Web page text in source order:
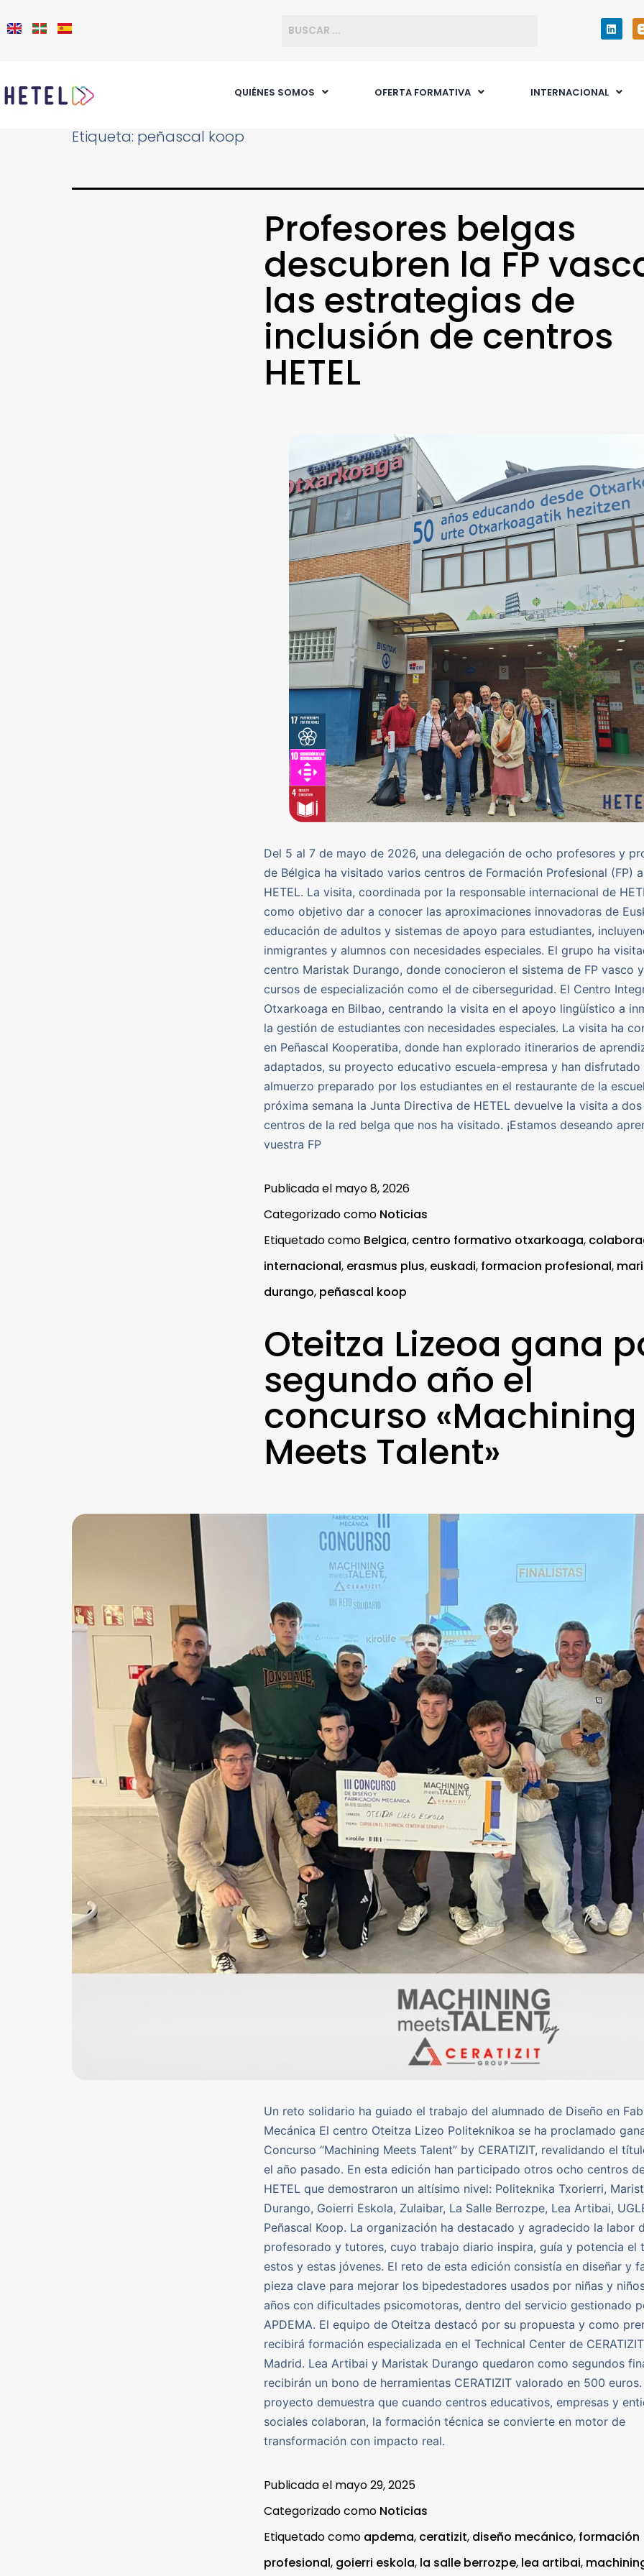
QUIÉNES SOMOS OFERTA FORMATIVA INTERNACIONAL
Etiqueta: peñascal koop
Profesores belgas
descubren la FP
las estrategias de
inclusión de centros
HETEL
Del 5 al 7 de mayo de 2026, una delegación de ocho profesores y
de Bélgica ha visitado varios centros de Formación Profesional (FP)
HETEL. La visita, coordinada por la responsable internacional de
como objetivo dar a conocer las aproximaciones innovadoras de
educación de adultos y sistemas de apoyo para estudiantes,
inmigrantes y alumnos con necesidades especiales. El grupo ha
centro Maristak Durango, donde conocieron el sistema de FP vasco
cursos de especialización como el de ciberseguridad. El Centro
Otxarkoaga en Bilbao, centrando la visita en el apoyo lingüístico a
la gestión de estudiantes con necesidades especiales. La visita ha
en Peñascal Kooperatiba, donde han explorado itinerarios de
adaptados, su proyecto educativo escuela-empresa y han disfrutado
almuerzo preparado por los estudiantes en el restaurante de la
próxima semana la Junta Directiva de HETEL devuelve la visita a
centros de la red belga que nos ha visitado. ¡Estamos deseando
vuestra FP
Publicada el mayo 8, 2026
Categorizado como Noticias
Etiquetado como Belgica, centro formativo otxarkoaga,
internacional, erasmus plus, euskadi, formacion profesional,
durango, peñascal koop
Oteitza Lizeoa gana
segundo año el
concurso «Machining
Meets Talent»
Un reto solidario ha guiado el trabajo del alumnado de Diseño en
Mecánica El centro Oteitza Lizeo Politeknikoa se ha proclamado
Concurso “Machining Meets Talent” by CERATIZIT, revalidando el
el año pasado. En esta edición han participado otros ocho centros
HETEL que demostraron un altísimo nivel: Politeknika Txorierri,
Durango, Goierri Eskola, Zulaibar, La Salle Berrozpe, Lea Artibai,
Peñascal Koop. La organización ha destacado y agradecido la labor
profesorado y tutores, cuyo trabajo diario inspira, guía y potencia el
estos y estas jóvenes. El reto de esta edición consistía en diseñar y
pieza clave para mejorar los bipedestadores usados por niñas y
años con dificultades psicomotoras, dentro del servicio gestionado
APDEMA. El equipo de Oteitza destacó por su propuesta y como
recibirá formación especializada en el Technical Center de
Madrid. Lea Artibai y Maristak Durango quedaron como segundos
recibirán un bono de herramientas CERATIZIT valorado en 500 euros.
proyecto demuestra que cuando centros educativos, empresas y
sociales colaboran, la formación técnica se convierte en motor de
transformación con impacto real.
Publicada el mayo 29, 2025
Categorizado como Noticias
Etiquetado como apdema, ceratizit, diseño mecánico, formación
profesional, goierri eskola, la salle berrozpe, lea artibai,